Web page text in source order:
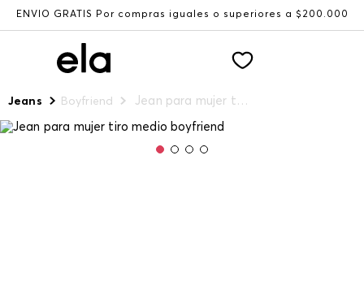
ENVÍO GRATIS Por compras iguales o superiores a $200.000
Jeans Boyfriend Jean para mujer tiro medio boyfriend